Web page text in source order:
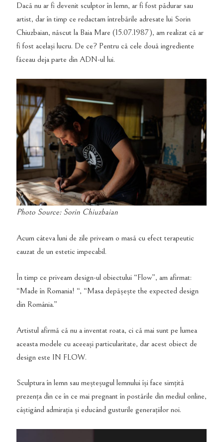
Dacă nu ar fi devenit sculptor în lemn, ar fi fost pădurar sau
artist, dar în timp ce redactam întrebările adresate lui Sorin
Chiuzbaian, născut la Baia Mare (15.07.1987), am realizat că ar
fi fost același lucru. De ce? Pentru că cele două ingrediente
făceau deja parte din ADN-ul lui.
Photo Source: Sorin Chiuzbaian
Acum câteva luni de zile priveam o masă cu efect terapeutic
cauzat de un estetic impecabil.
În timp ce priveam design-ul obiectului “Flow”, am afirmat:
“Made în Romania! “, “Masa depășește the expected design
din România.”
Artistul afirmă că nu a inventat roata, ci că mai sunt pe lumea
aceasta modele cu aceeași particularitate, dar acest obiect de
design este IN FLOW.
Sculptura în lemn sau meșteșugul lemnului își face simțită
prezența din ce în ce mai pregnant în postările din mediul online,
câștigând admirația și educând gusturile generațiilor noi.